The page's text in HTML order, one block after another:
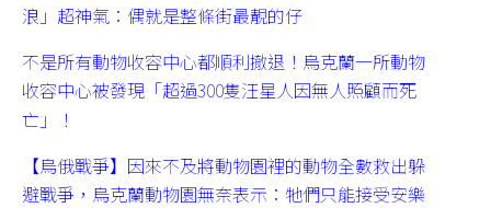
浪」超神氣：偶就是整條街最靚的仔
不是所有動物收容中心都順利撤退！烏克蘭一所動物
收容中心被發現「超過300隻汪星人因無人照顧而死
亡」！
【烏俄戰爭】因來不及將動物園裡的動物全數救出躲
避戰爭，烏克蘭動物園無奈表示：牠們只能接受安樂